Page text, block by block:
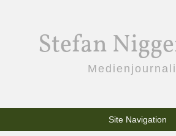
Stefan
Site Navigation